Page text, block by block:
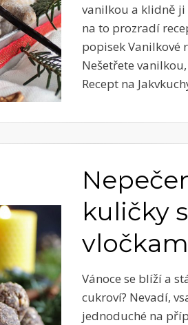
vanilkou a klidně ji
na to prozradí
popisek Vanilkové
Nešetřete
Recept na
kuličky
Vánoce se blíží a
cukroví? Nevadí,
jednoduché na